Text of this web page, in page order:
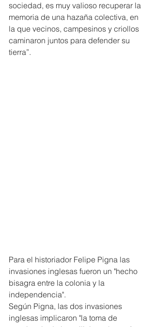
sociedad, es muy valioso recuperar la
memoria de una hazaña colectiva, en
la que vecinos, campesinos y criollos
caminaron juntos para defender su
tierra”.
Para el historiador Felipe Pigna las
invasiones inglesas fueron un "hecho
bisagra entre la colonia y la
independencia".
Según Pigna, las dos invasiones
inglesas implicaron "la toma de